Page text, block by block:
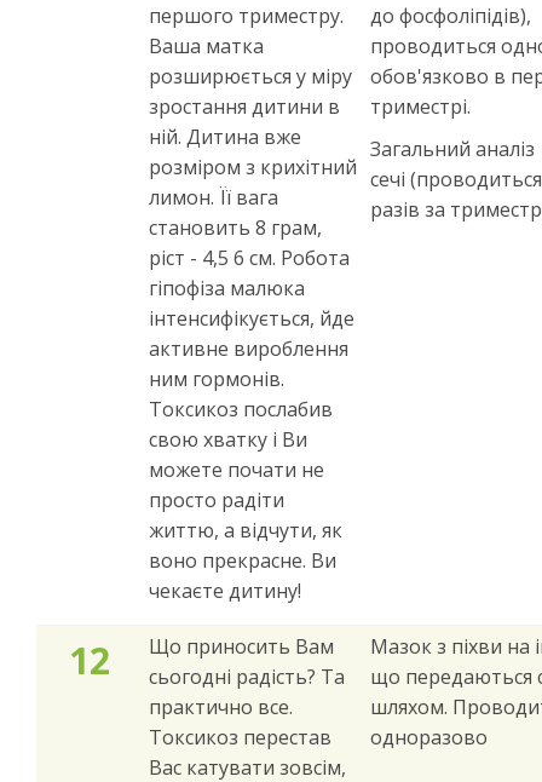
першого триместру.
Ваша матка
розширюється у міру
зростання дитини в
ній. Дитина вже
розміром з крихітний
лимон. Її вага
становить 8 грам,
ріст - 4,5 6 см. Робота
гіпофіза малюка
інтенсифікується, йде
активне вироблення
ним гормонів.
Токсикоз послабив
свою хватку і Ви
можете почати не
просто радіти
життю, а відчути, як
воно прекрасне. Ви
чекаєте дитину!
до фосфоліпідів),
проводиться
обов'язково в
триместрі.
Загальний аналіз
сечі
разів за
12
Що приносить Вам
сьогодні радість? Та
практично все.
Токсикоз перестав
Вас катувати зовсім,
Мазок з піхви на
що передаються
шляхом.
одноразово